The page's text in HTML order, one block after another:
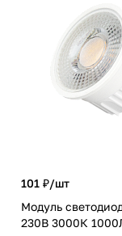
101 ₽/шт
Модуль
230В 3000К